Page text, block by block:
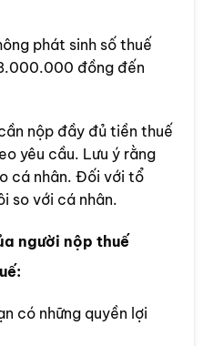
phát sinh số thuế
đồng đến
nộp đầy đủ tiền thuế
yêu cầu. Lưu ý rằng
cá nhân. Đối với tổ
so với cá nhân.
người nộp thuế
có những quyền lợi